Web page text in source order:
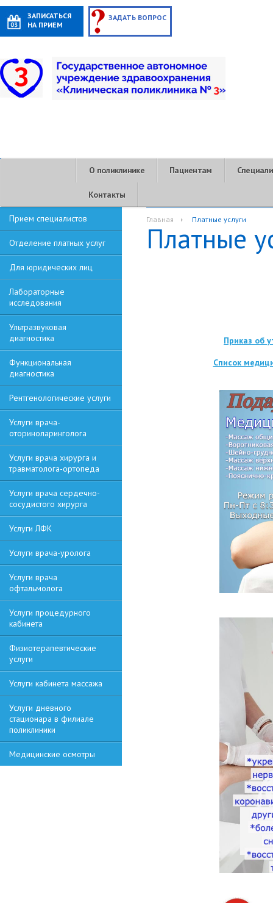
ЗАПИСАТЬСЯ
НА ПРИЕМ
ЗАДАТЬ ВОПРОС
О поликлинике Пациентам
Контакты
Прием специалистов
Отделение платных услуг
Для юридических лиц
Лабораторные
исследования
Ультразвуковая
диагностика
Функциональная
диагностика
Рентгенологические услуги
Услуги врача-
оториноларинголога
Услуги врача хирурга и
травматолога-ортопеда
Услуги врача сердечно-
сосудистого хирурга
Услуги ЛФК
Услуги врача-уролога
Услуги врача
офтальмолога
Услуги процедурного
кабинета
Физиотерапевтические
услуги
Услуги кабинета массажа
Услуги дневного
стационара в филиале
поликлиники
Медицинские осмотры
Главная Платные услуги
Платные
Приказ об
Список